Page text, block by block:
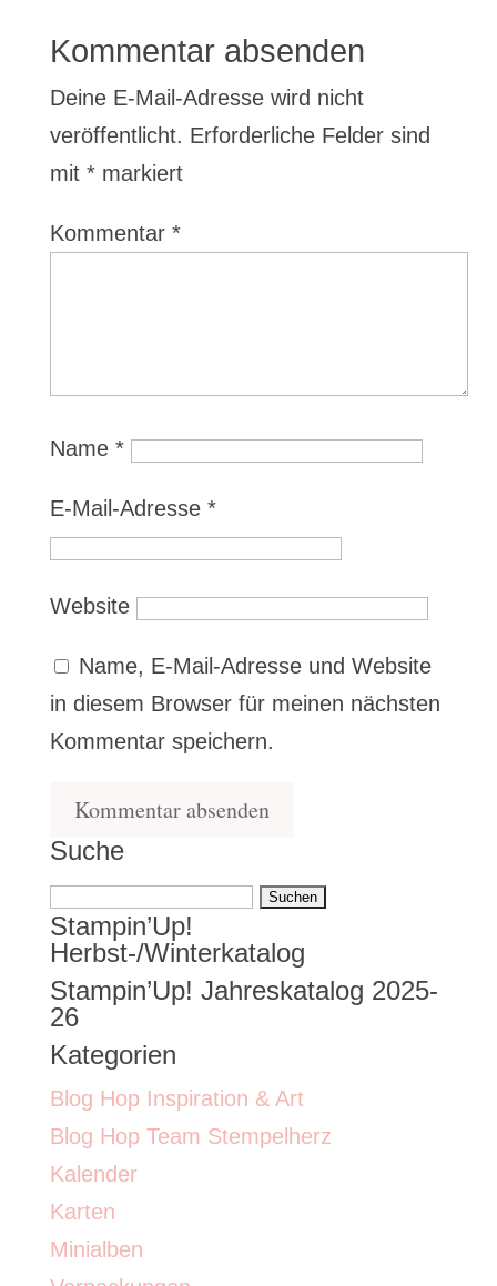
Kommentar absenden
Deine E-Mail-Adresse wird nicht
veröffentlicht. Erforderliche Felder sind
mit *markiert
Kommentar *
Name *
E-Mail-Adresse *
Website
Name, E-Mail-Adresse und Website
in diesem Browser für meinen nächsten
Kommentar speichern.
Suche
Suchen
nach:
Stampin’Up!
Herbst-/Winterkatalog
Stampin’Up! Jahreskatalog 2025-
26
Kategorien
Blog Hop Inspiration & Art
Blog Hop Team Stempelherz
Kalender
Karten
Minialben